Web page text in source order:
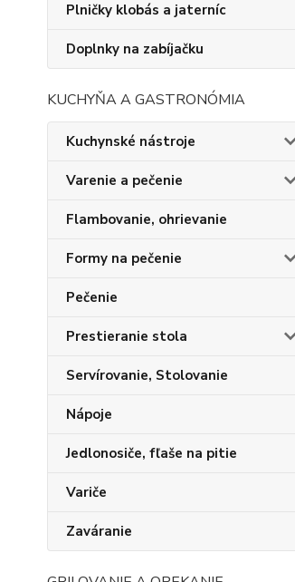
Plničky klobás a jaterníc
Doplnky na zabíjačku
KUCHYŇA A GASTRONÓMIA
Kuchynské nástroje
Varenie a pečenie
Flambovanie, ohrievanie
Formy na pečenie
Pečenie
Prestieranie stola
Servírovanie, Stolovanie
Nápoje
Jedlonosiče, fľaše na pitie
Variče
Zaváranie